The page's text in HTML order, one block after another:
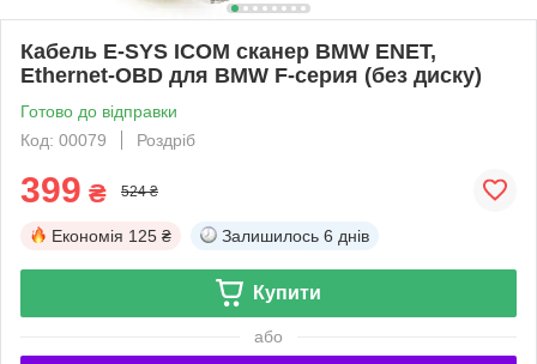
Кабель E-SYS ICOM сканер BMW ENET,
Ethernet-OBD для BMW F-серия (без диску)
Готово до відправки
Код: 00079
Роздріб
399 ₴ 524 ₴
Економія 125 ₴ Залишилось 6 днів
Купити
або